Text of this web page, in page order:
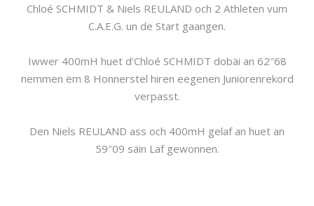
Chloé SCHMIDT & Niels REULAND och 2 Athleten vum
C.A.E.G. un de Start gaangen.
Iwwer 400mH huet d’Chloé SCHMIDT dobäi an 62″68
nemmen ëm 8 Honnerstel hiren eegenen Juniorenrekord
verpasst.
Den Niels REULAND ass och 400mH gelaf an huet an
59″09 säin Laf gewonnen.